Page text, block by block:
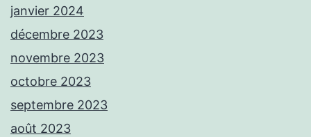
janvier 2024
décembre 2023
novembre 2023
octobre 2023
septembre 2023
août 2023